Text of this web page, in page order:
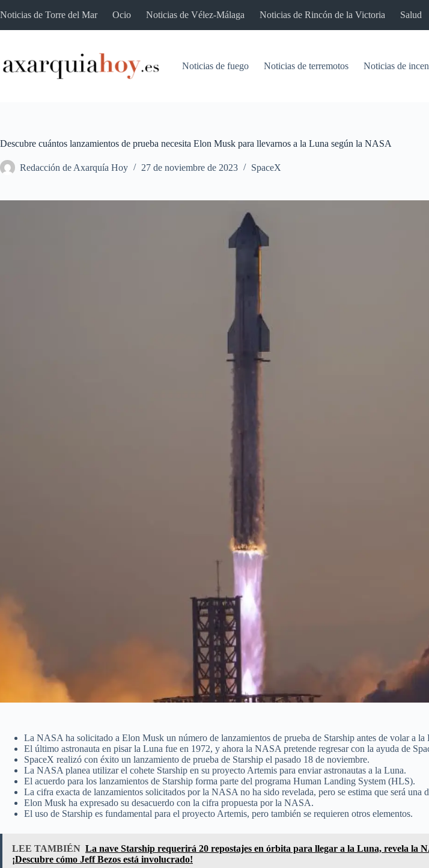
al
Noticias de Torre del Mar Ocio Noticias de Vélez-Málaga Noticias de Rincón de la Victoria Salud
Noticias de fuego Noticias de terremotos Noticias de
Descubre cuántos lanzamientos de prueba necesita Elon Musk para llevarnos a la Luna según la NASA
Redacción de Axarquía Hoy 27 de noviembre de 2023 SpaceX
La NASA ha solicitado a Elon Musk un número de lanzamientos de prueba de Starship antes de volar a la
El último astronauta en pisar la Luna fue en 1972, y ahora la NASA pretende regresar con la ayuda de
SpaceX realizó con éxito un lanzamiento de prueba de Starship el pasado 18 de noviembre.
La NASA planea utilizar el cohete Starship en su proyecto Artemis para enviar astronautas a la Luna.
El acuerdo para los lanzamientos de Starship forma parte del programa Human Landing System (HLS).
La cifra exacta de lanzamientos solicitados por la NASA no ha sido revelada, pero se estima que será una
Elon Musk ha expresado su desacuerdo con la cifra propuesta por la NASA.
El uso de Starship es fundamental para el proyecto Artemis, pero también se requieren otros elementos.
LEE TAMBIÉN La nave Starship requerirá 20 repostajes en órbita para llegar a la Luna, revela la
¡Descubre cómo Jeff Bezos está involucrado!